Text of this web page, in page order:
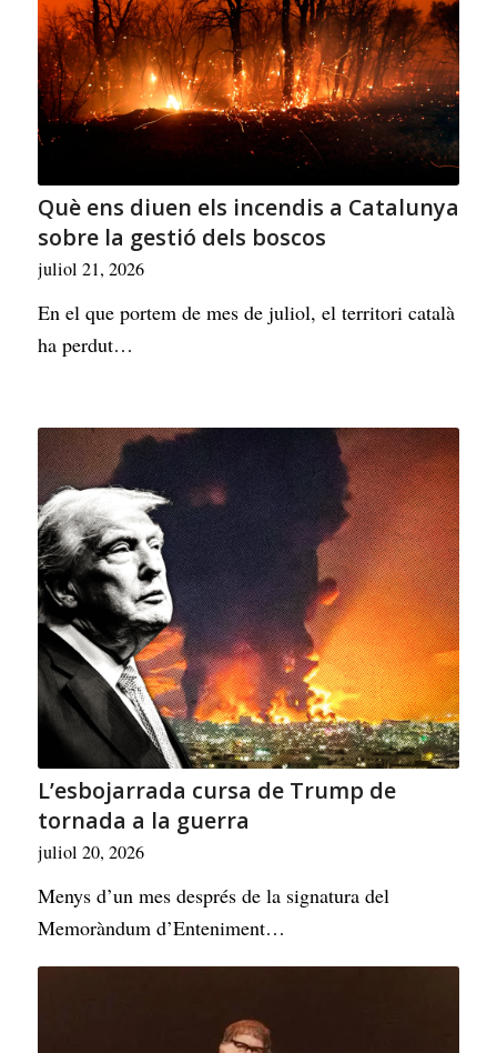
Què ens diuen els incendis a Catalunya
sobre la gestió dels boscos
juliol 21, 2026
En el que portem de mes de juliol, el territori català
ha perdut…
L’esbojarrada cursa de Trump de
tornada a la guerra
juliol 20, 2026
Menys d’un mes després de la signatura del
Memoràndum d’Enteniment…